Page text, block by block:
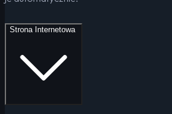
Strona Internetowa